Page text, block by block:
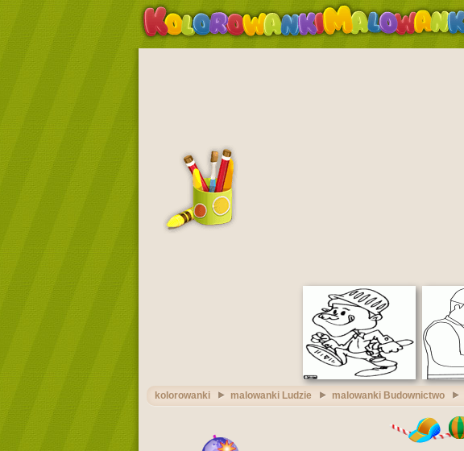
kolorowanki malowanki Ludzie malowanki Budownictwo